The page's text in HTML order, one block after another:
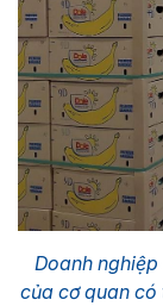
Doanh
của cơ quan có